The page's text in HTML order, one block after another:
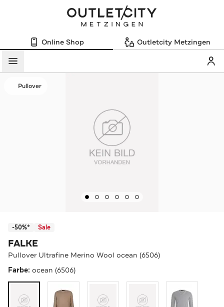
Online Shop Outletcity Metzingen
Menü
Pullover
-50%* Sale
FALKE
Pullover Ultrafine Merino Wool ocean (6506)
Farbe: ocean (6506)